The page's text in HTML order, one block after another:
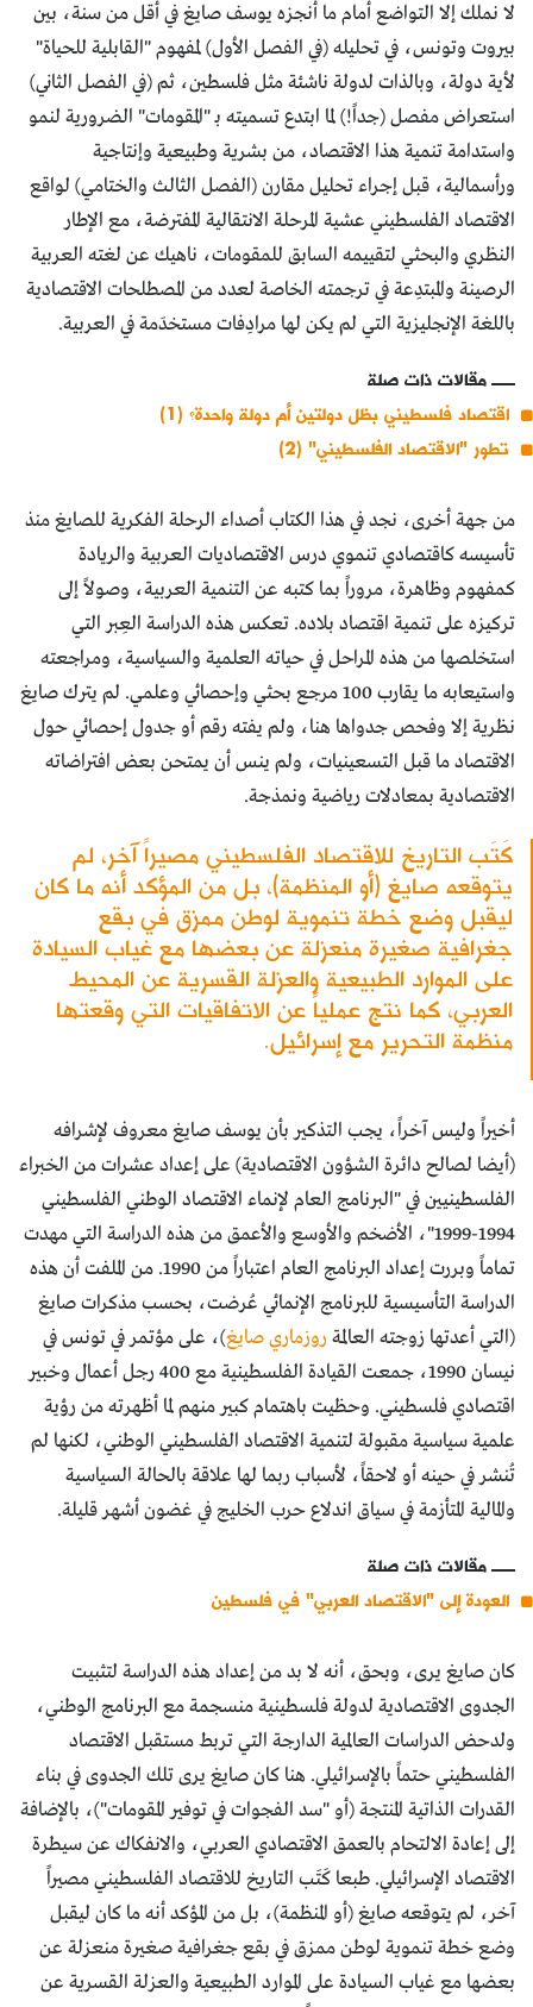
لا نملك إلا التواضع أمام ما أنجزه يوسف صايغ في أقل من سنة، بين
بيروت وتونس، في تحليله (في الفصل الأول) لمفهوم "القابلية للحياة"
لأية دولة، وبالذات لدولة ناشئة مثل فلسطين، ثم (في الفصل الثاني)
استعراض مفصل (جداً!) لما ابتدع تسميته بـ "المقومات" الضرورية لنمو
واستدامة تنمية هذا الاقتصاد، من بشرية وطبيعية وإنتاجية
ورأسمالية، قبل إجراء تحليل مقارن (الفصل الثالث والختامي) لواقع
الاقتصاد الفلسطيني عشية المرحلة الانتقالية المفترضة، مع الإطار
النظري والبحثي لتقييمه السابق للمقومات، ناهيك عن لغته العربية
الرصينة والمبتدِعة في ترجمته الخاصة لعدد من المصطلحات الاقتصادية
باللغة الإنجليزية التي لم يكن لها مرادِفات مستخدَمة في العربية.
مقالات ذات صلة
اقتصاد فلسطيني بظل دولتين أم دولة واحدة؟ (1)
تطور "الاقتصاد الفلسطيني" (2)
من جهة أخرى، نجد في هذا الكتاب أصداء الرحلة الفكرية للصايغ منذ
تأسيسه كاقتصادي تنموي درس الاقتصاديات العربية والريادة
كمفهوم وظاهرة، مروراً بما كتبه عن التنمية العربية، وصولاً إلى
تركيزه على تنمية اقتصاد بلاده. تعكس هذه الدراسة العِبر التي
استخلصها من هذه المراحل في حياته العلمية والسياسية، ومراجعته
واستيعابه ما يقارب 100 مرجع بحثي وإحصائي وعلمي. لم يترك صايغ
نظرية إلا وفحص جدواها هنا، ولم يفته رقم أو جدول إحصائي حول
الاقتصاد ما قبل التسعينيات، ولم ينس أن يمتحن بعض افتراضاته
الاقتصادية بمعادلات رياضية ونمذجة.
كَتَب التاريخ للاقتصاد الفلسطيني مصيراً آخر، لم
يتوقعه صايغ (أو المنظمة)، بل من المؤكد أنه ما كان
ليقبل وضع خطة تنموية لوطن ممزق في بقع
جغرافية صغيرة منعزلة عن بعضها مع غياب السيادة
على الموارد الطبيعية والعزلة القسرية عن المحيط
العربي، كما نتج عملياً عن الاتفاقيات التي وقعتها
منظمة التحرير مع إسرائيل.
أخيراً وليس آخراً، يجب التذكير بأن يوسف صايغ معروف لإشرافه
(أيضا لصالح دائرة الشؤون الاقتصادية) على إعداد عشرات من الخبراء
الفلسطينيين في "البرنامج العام لإنماء الاقتصاد الوطني الفلسطيني
1994-1999"، الأضخم والأوسع والأعمق من هذه الدراسة التي مهدت
تماماً وبررت إعداد البرنامج العام اعتباراً من 1990. من الملفت أن هذه
الدراسة التأسيسية للبرنامج الإنمائي عُرضت، بحسب مذكرات صايغ
(التي أعدتها زوجته العالمة روزماري صايغ)، على مؤتمر في تونس في
نيسان 1990، جمعت القيادة الفلسطينية مع 400 رجل أعمال وخبير
اقتصادي فلسطيني. وحظيت باهتمام كبير منهم لما أظهرته من رؤية
علمية سياسية مقبولة لتنمية الاقتصاد الفلسطيني الوطني، لكنها لم
تُنشر في حينه أو لاحقاً، لأسباب ربما لها علاقة بالحالة السياسية
والمالية المتأزمة في سياق اندلاع حرب الخليج في غضون أشهر قليلة.
مقالات ذات صلة
العودة إلى "الاقتصاد العربي" في فلسطين
كان صايغ يرى، وبحق، أنه لا بد من إعداد هذه الدراسة لتثبيت
الجدوى الاقتصادية لدولة فلسطينية منسجمة مع البرنامج الوطني،
ولدحض الدراسات العالمية الدارجة التي تربط مستقبل الاقتصاد
الفلسطيني حتماً بالإسرائيلي. هنا كان صايغ يرى تلك الجدوى في بناء
القدرات الذاتية المنتجة (أو "سد الفجوات في توفير المقومات")، بالإضافة
إلى إعادة الالتحام بالعمق الاقتصادي العربي، والانفكاك عن سيطرة
الاقتصاد الإسرائيلي. طبعا كَتَب التاريخ للاقتصاد الفلسطيني مصيراً
آخر، لم يتوقعه صايغ (أو المنظمة)، بل من المؤكد أنه ما كان ليقبل
وضع خطة تنموية لوطن ممزق في بقع جغرافية صغيرة منعزلة عن
بعضها مع غياب السيادة على الموارد الطبيعية والعزلة القسرية عن